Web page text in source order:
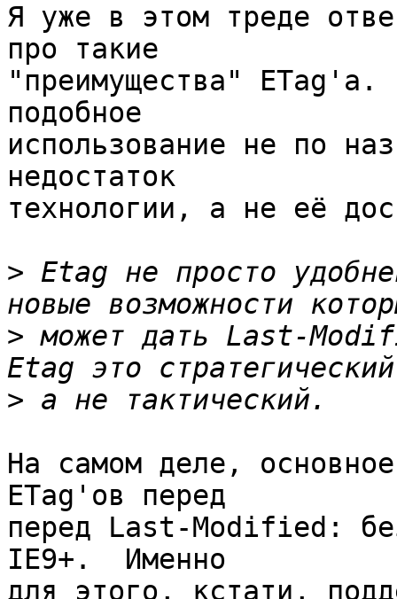
Я уже в этом треде
про такие
"преимущества"
подобное
использование не по
недостаток
технологии, а не её
> Etag не просто
> может дать Last-
>
На самом деле,
ETag'ов перед
перед Last-Modified:
IE9+.  Именно
для этого, кстати,